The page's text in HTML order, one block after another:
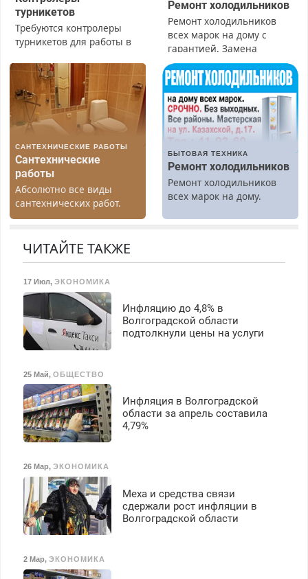
турникетов
Требуются контролеры
турникетов для работы в
(мужчины, женщины).
Прием по ТК РФ. График
работы любой.
Бесплатное проживание.
З/п – до 96000 рублей до
Ежемесячно
выплачивается денежная
премия. Возможно
бесплатное обучение,
получение документов,
работа инспектором по
безопасности с з/п до
125000 руб.
Ремонт холодильников
Ремонт холодильников
всех марок на дому с
гарантией. Замена
резины. Качественно.
Недорого. Без выходных.
Все районы. Скидка.
Вызов бесплатный.
САНТЕХНИЧЕСКИЕ РАБОТЫ
Сантехнические
работы
Абсолютно все виды
сантехнических работ.
Быстро. Качественно.
БЫТОВАЯ ТЕХНИКА
Ремонт холодильников
Ремонт холодильников
всех марок на дому.
ЧИТАЙТЕ ТАКЖЕ
17 Июл, ЭКОНОМИКА
Инфляцию до 4,8% в
Волгоградской области
подтолкнули цены на услуги
25 Май, ОБЩЕСТВО
Инфляция в Волгоградской
области за апрель составила
4,79%
26 Мар, ЭКОНОМИКА
Меха и средства связи
сдержали рост инфляции в
Волгоградской области
2 Мар, ЭКОНОМИКА